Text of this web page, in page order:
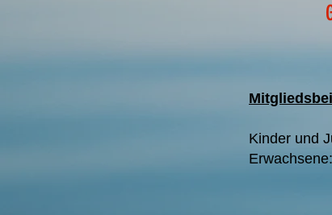
Kinder und